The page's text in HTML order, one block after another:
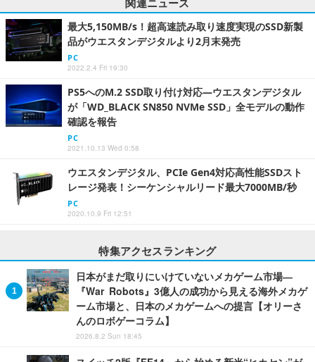
関連ニュース
最大5,150MB/s！超高速読み取り速度実現のSSD新製
品がウエスタンデジタルより2月末発売
PC
2022.2.4 Fri 19:30
PS5へのM.2 SSD取り付け対応―ウエスタンデジタル
が「WD_BLACK SN850 NVMe SSD」全モデルの動作
確認を報告
PC
2021.10.13 Wed 0:58
ウエスタンデジタル、PCIe Gen4対応高性能SSDスト
レージ発表！シーケンシャルリード最大7000MB/秒
PC
2020.10.9 Fri 12:51
特集アクセスランキング
日本がまだ取りにいけていないメカゲーム市場―
『War Robots』3億人の成功から見える海外メカゲ
ーム市場と、日本のメカゲームへの提言【オリーさ
んのロボゲーコラム】
2026.8.2 Sun 18:45